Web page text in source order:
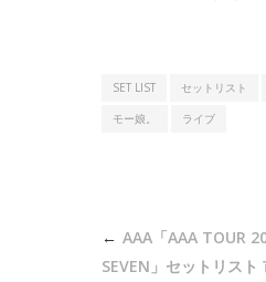
SET LIST セットリスト
モー娘。
ライブ
AAA「AAA TOUR
SEVEN」セットリス